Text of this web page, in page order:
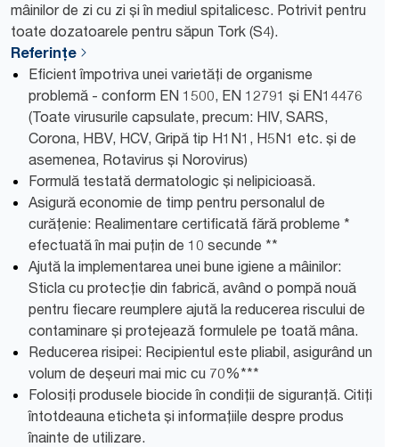
mâinilor de zi cu zi și în mediul spitalicesc. Potrivit pentru
toate dozatoarele pentru săpun Tork (S4).
Referințe
Eficient împotriva unei varietăți de organisme
problemă - conform EN 1500, EN 12791 și EN14476
(Toate virusurile capsulate, precum: HIV, SARS,
Corona, HBV, HCV, Gripă tip H1N1, H5N1 etc. și de
asemenea, Rotavirus și Norovirus)
Formulă testată dermatologic și nelipicioasă.
Asigură economie de timp pentru personalul de
curățenie: Realimentare certificată fără probleme *
efectuată în mai puțin de 10 secunde **
Ajută la implementarea unei bune igiene a mâinilor:
Sticla cu protecție din fabrică, având o pompă nouă
pentru fiecare reumplere ajută la reducerea riscului de
contaminare și protejează formulele pe toată mâna.
Reducerea risipei: Recipientul este pliabil, asigurând un
volum de deșeuri mai mic cu 70%***
Folosiți produsele biocide în condiții de siguranță. Citiți
întotdeauna eticheta și informațiile despre produs
înainte de utilizare.